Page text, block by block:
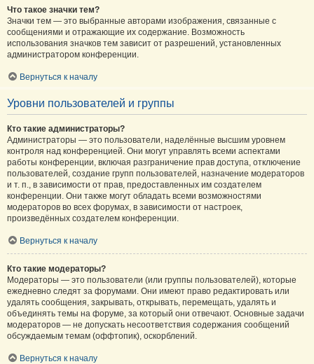
Что такое значки тем?
Значки тем — это выбранные авторами изображения, связанные с
сообщениями и отражающие их содержание. Возможность
использования значков тем зависит от разрешений, установленных
администратором конференции.
Вернуться к началу
Уровни пользователей и группы
Кто такие администраторы?
Администраторы — это пользователи, наделённые высшим уровнем
контроля над конференцией. Они могут управлять всеми аспектами
работы конференции, включая разграничение прав доступа, отключение
пользователей, создание групп пользователей, назначение модераторов
и т. п., в зависимости от прав, предоставленных им создателем
конференции. Они также могут обладать всеми возможностями
модераторов во всех форумах, в зависимости от настроек,
произведённых создателем конференции.
Вернуться к началу
Кто такие модераторы?
Модераторы — это пользователи (или группы пользователей), которые
ежедневно следят за форумами. Они имеют право редактировать или
удалять сообщения, закрывать, открывать, перемещать, удалять и
объединять темы на форуме, за который они отвечают. Основные задачи
модераторов — не допускать несоответствия содержания сообщений
обсуждаемым темам (оффтопик), оскорблений.
Вернуться к началу